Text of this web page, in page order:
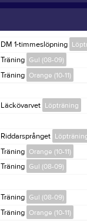
DM 1-timmeslöpning
Träning Gul (08-09)
Träning Orange (10-11)
Läckövarvet Löpträning
Riddarsprånget
Träning Orange (10-11)
Träning Gul (08-09)
Träning Gul (08-09)
Träning Orange (10-11)